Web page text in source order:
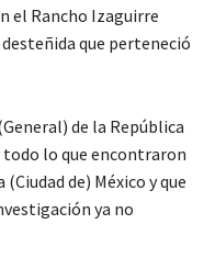
el Rancho Izaguirre
que perteneció
de la República
todo lo que encontraron
de) México y que
ya no